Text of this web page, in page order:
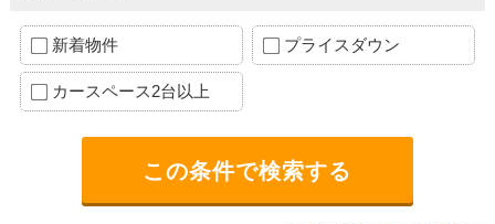
新着物件 プライスダウン
カースペース2台以上